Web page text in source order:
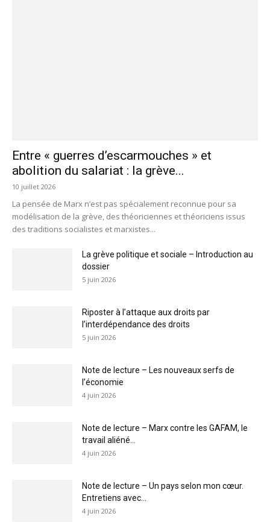
Entre « guerres d’escarmouches » et
abolition du salariat : la grève...
10 juillet 2026
La pensée de Marx n’est pas spécialement reconnue pour sa
modélisation de la grève, des théoriciennes et théoriciens issus
des traditions socialistes et marxistes...
La grève politique et sociale – Introduction au
dossier
5 juin 2026
Riposter à l’attaque aux droits par
l’interdépendance des droits
5 juin 2026
Note de lecture – Les nouveaux serfs de
l’économie
4 juin 2026
Note de lecture – Marx contre les GAFAM, le
travail aliéné...
4 juin 2026
Note de lecture – Un pays selon mon cœur.
Entretiens avec...
4 juin 2026